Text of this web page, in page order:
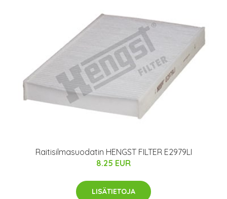
Raitisilmasuodatin HENGST FILTER E2979LI
8.25 EUR
LISÄTIETOJA